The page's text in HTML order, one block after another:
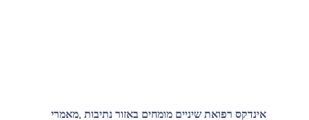
אינדקס רפואת שיניים מומחים באזור נתיבות ,מאמרי